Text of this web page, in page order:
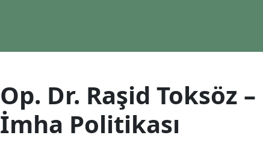
Op. Dr. Raşid Toksöz
İmha Politikası